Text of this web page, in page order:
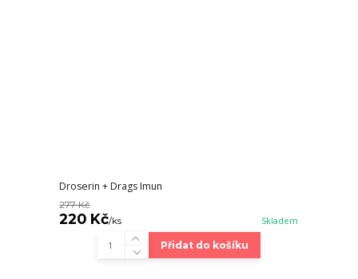
Droserin + Drags Imun
277 Kč
220 Kč/ks Skladem
Přidat do košíku